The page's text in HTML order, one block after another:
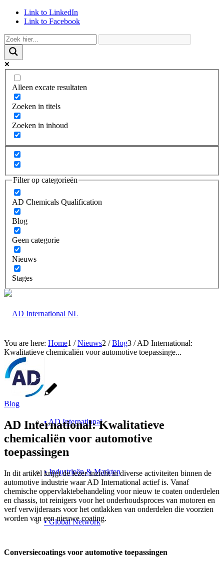
Link to LinkedIn
Link to Facebook
Alleen excate resultaten
Zoeken in titels
Zoeken in inhoud
Filter op categorieën
AD Chemicals Qualification
Blog
Geen categorie
Nieuws
Stages
Over
• AD International
• Industrieën & Markten
• Global Network
You are here: Home1 / Nieuws2 / Blog3 / AD International:
Kwalitatieve chemicaliën voor automotive toepassinge...
Blog
AD International: Kwalitatieve
chemicaliën voor automotive
toepassingen
In dit artikel krijgt de lezer inzicht in diverse activiteiten binnen de
automotive industrie waar AD International actief is. Vanaf
chemische oppervlaktebehandeling voor nieuw te coaten onderdelen
en chassis, tot reinigers voor het onderhoudsproces van motoren en
verf verwijderaars voor het ontlakken van onderdelen die voorzien
worden van een nieuwe coating.
Conversiecoatings voor automotive toepassingen